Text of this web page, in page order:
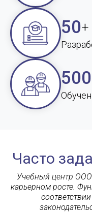
50+
Часто
Учебный центр
карьерном росте.